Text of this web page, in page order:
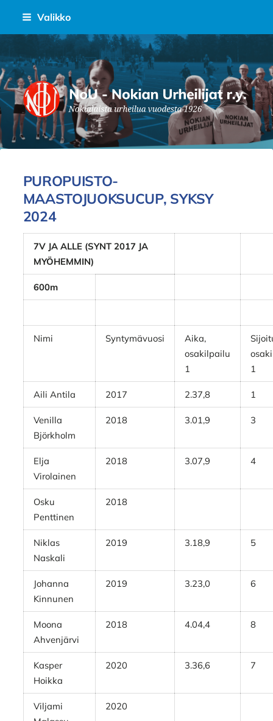
Siirry
sisältöön
Valikko
Nokian Urheilijat Ry.
PUROPUISTO-
MAASTOJUOKSUCUP, SYKSY
2024
7V JA ALLE (SYNT 2017 JA
MYÖHEMMIN)
600m
Nimi Syntymävuosi
Aika,
osakilpailu
1
1
Aili Antila 2017 2.37,8 1
Venilla
Björkholm
2018 3.01,9 3
Elja
Virolainen
2018 3.07,9 4
Osku
Penttinen
2018
Niklas
Naskali
2019 3.18,9 5
Johanna
Kinnunen
2019 3.23,0 6
Moona
Ahvenjärvi
2018 4.04,4 8
Kasper
Hoikka
2020 3.36,6 7
Viljami
2020